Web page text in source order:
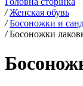
/ Женская обувь
/ Босоножки и
/ Босоножки